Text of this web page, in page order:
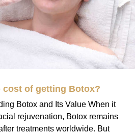
cost of getting Botox?
Botox and Its Value When it
rejuvenation, Botox remains
treatments worldwide. But